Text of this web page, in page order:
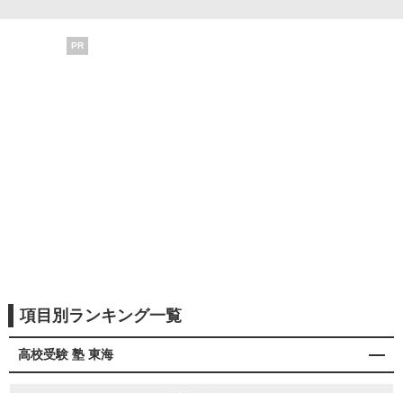
PR
項目別ランキング一覧
高校受験 塾 東海